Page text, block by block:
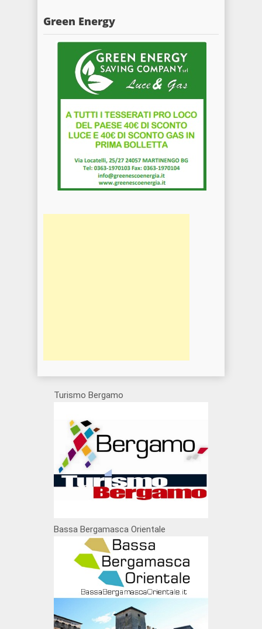
Green Energy
Turismo Bergamo
Bassa Bergamasca Orientale